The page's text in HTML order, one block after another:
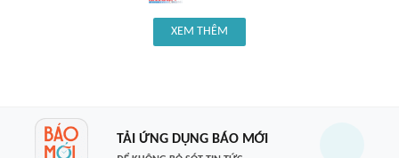
XEM THÊM
TẢI ỨNG DỤNG BÁO MỚI